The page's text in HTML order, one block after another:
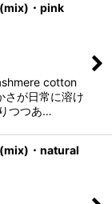
・pink
cotton
が日常に溶け
つつあ…
・natural